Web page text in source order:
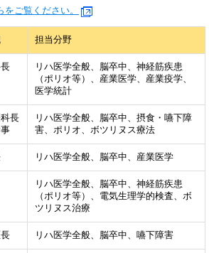
ご覧ください。
担当分野
リハ医学全般、脳卒中、神経筋疾患
（ポリオ等）、産業医学、産業疫学、
医学統計
長
リハ医学全般、脳卒中、摂食・嚥下障
害、ポリオ、ボツリヌス療法
リハ医学全般、脳卒中、産業医学
リハ医学全般、脳卒中、神経筋疾患
（ポリオ等）、電気生理学的検査、ボ
ツリヌス治療
リハ医学全般、脳卒中、嚥下障害